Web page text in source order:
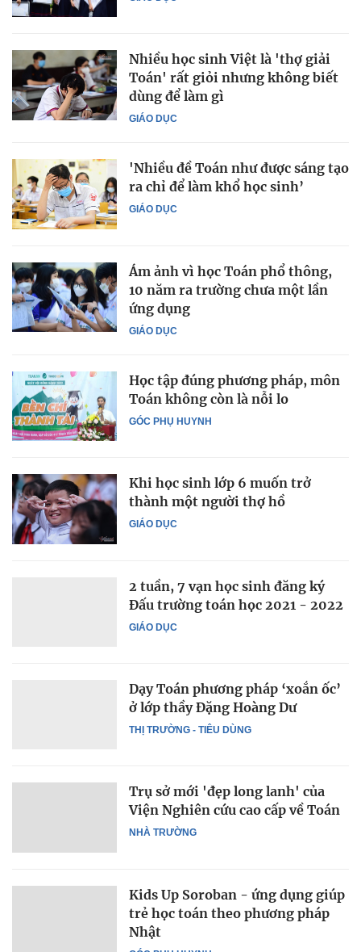
GIÁO DỤC
Nhiều học sinh Việt là 'thợ giải
Toán' rất giỏi nhưng không biết
dùng để làm gì
GIÁO DỤC
'Nhiều đề Toán như được sáng tạo
ra chỉ để làm khổ học sinh’
GIÁO DỤC
Ám ảnh vì học Toán phổ thông,
10 năm ra trường chưa một lần
ứng dụng
GÓC PHỤ HUYNH
Học tập đúng phương pháp, môn
Toán không còn là nỗi lo
GIÁO DỤC
Khi học sinh lớp 6 muốn trở
thành một người thợ hồ
GIÁO DỤC
2 tuần, 7 vạn học sinh đăng ký
Đấu trường toán học 2021 - 2022
THỊ TRƯỜNG - TIÊU DÙNG
Dạy Toán phương pháp ‘xoắn ốc’
ở lớp thầy Đặng Hoàng Dư
NHÀ TRƯỜNG
Trụ sở mới 'đẹp long lanh' của
Viện Nghiên cứu cao cấp về Toán
Kids Up Soroban - ứng dụng giúp
trẻ học toán theo phương pháp
Nhật